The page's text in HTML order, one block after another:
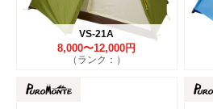
VS-21A
8,000〜12,000円
（ランク：）